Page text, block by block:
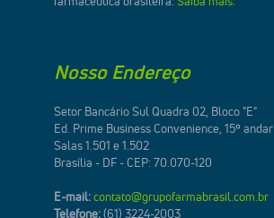
Nosso Endereço
Setor Bancário Sul Quadra 02, Bloco "E"
Ed. Prime Business Convenience, 15º andar
Salas 1.501 e 1.502
Brasília - DF - CEP: 70.070-120
E-mail:contato@grupofarmabrasil.com.br
Telefone:(61) 3224-2003